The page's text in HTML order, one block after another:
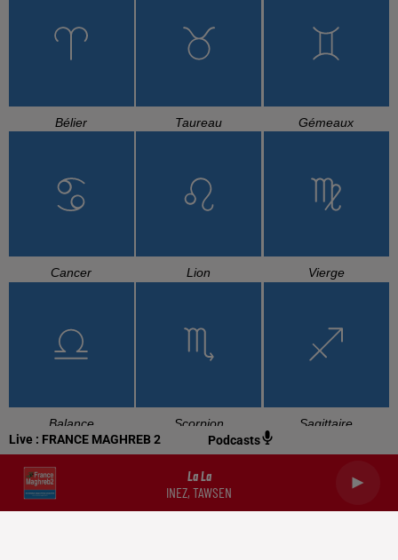
Live : FRANCE MAGHREB 2 Podcasts
La La
INEZ, TAWSEN
Bélier Taureau Gémeaux
Cancer Lion Vierge
Balance Scorpion Sagittaire